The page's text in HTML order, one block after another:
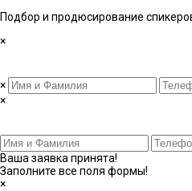
Подбор и продюсирование
×
×
×
Ваша заявка принята!
Заполните все поля формы!
×